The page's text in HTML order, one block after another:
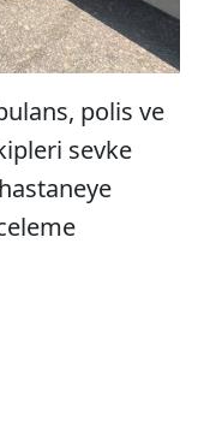
polis ve
sevke